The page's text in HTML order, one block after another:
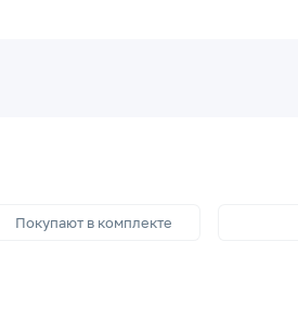
Покупают в комплекте